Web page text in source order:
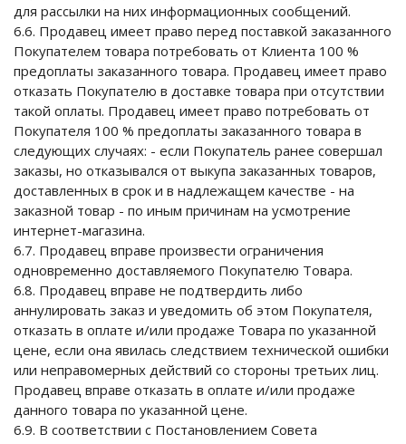
для рассылки на них информационных сообщений.
6.6. Продавец имеет право перед поставкой заказанного
Покупателем товара потребовать от Клиента 100 %
предоплаты заказанного товара. Продавец имеет право
отказать Покупателю в доставке товара при отсутствии
такой оплаты. Продавец имеет право потребовать от
Покупателя 100 % предоплаты заказанного товара в
следующих случаях: - если Покупатель ранее совершал
заказы, но отказывался от выкупа заказанных товаров,
доставленных в срок и в надлежащем качестве - на
заказной товар - по иным причинам на усмотрение
интернет-магазина.
6.7. Продавец вправе произвести ограничения
одновременно доставляемого Покупателю Товара.
6.8. Продавец вправе не подтвердить либо
аннулировать заказ и уведомить об этом Покупателя,
отказать в оплате и/или продаже Товара по указанной
цене, если она явилась следствием технической ошибки
или неправомерных действий со стороны третьих лиц.
Продавец вправе отказать в оплате и/или продаже
данного товара по указанной цене.
6.9. В соответствии с Постановлением Совета